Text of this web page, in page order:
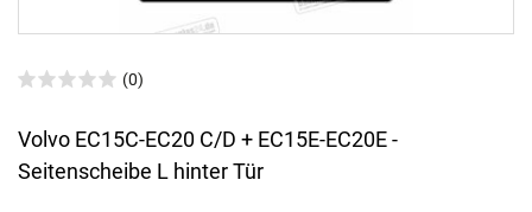
(0)
Volvo EC15C-EC20 C/D + EC15E-EC20E -
Seitenscheibe L hinter Tür